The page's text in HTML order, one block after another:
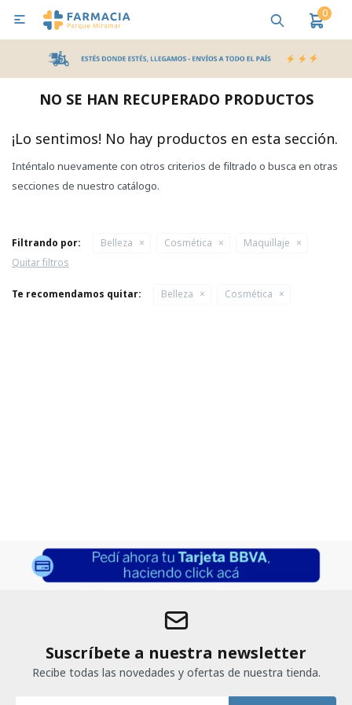
0

NO SE HAN RECUPERADO PRODUCTOS
¡Lo sentimos! No hay productos en esta sección.
Inténtalo nuevamente con otros criterios de filtrado o busca en otras
secciones de nuestro catálogo.
Filtrando por: Belleza Cosmética
Maquillaje
Quitar filtros
Te recomendamos quitar: Belleza Cosmética
Suscríbete a nuestra newsletter
Recibe todas las novedades y ofertas de nuestra tienda.
MI CUENTA
Bebes y Maternidad Salud
Pañales y Toallitas
Lactancia y Nutrición
Higiene y Bienestar